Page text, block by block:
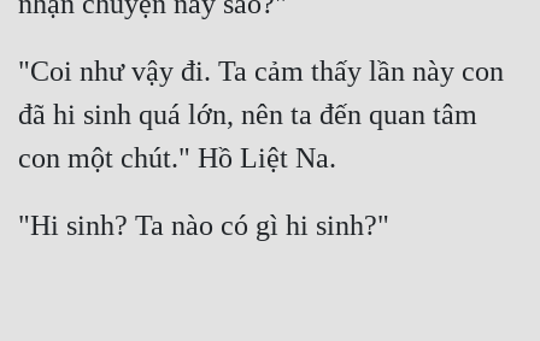
"Coi như vậy đi. Ta cảm thấy lần này con
đã hi sinh quá lớn, nên ta đến quan tâm